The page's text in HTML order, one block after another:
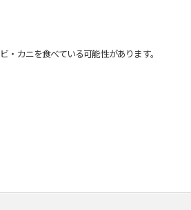
カニを食べている可能性があります。